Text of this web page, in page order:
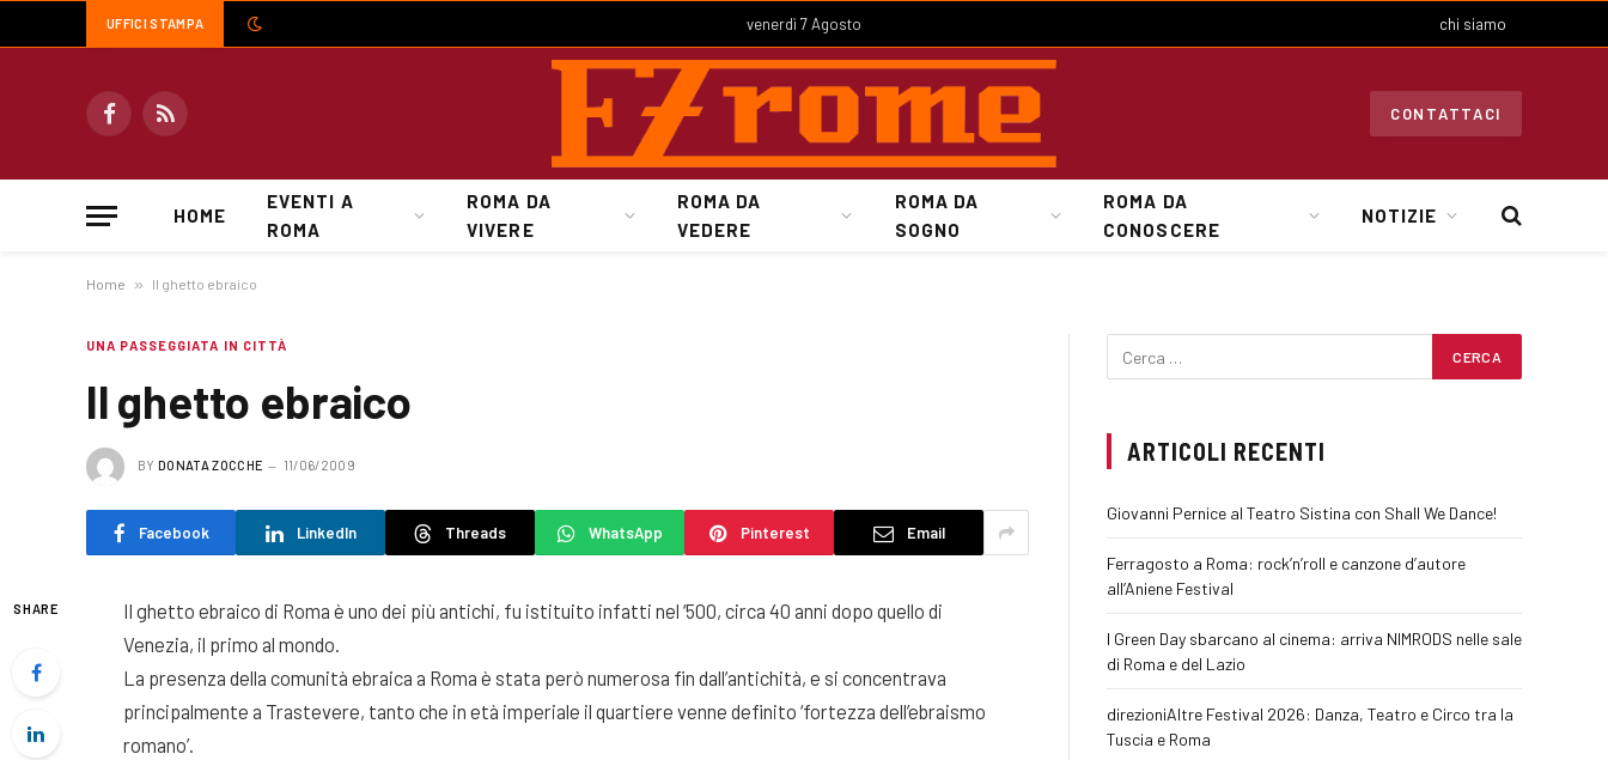
UFFICI STAMPA venerdì 7 Agosto chi siamo
FacebookRSS
CONTATTACI
HOME
EVENTI A
ROMA
ROMA DA
VIVERE
ROMA DA
VEDERE
ROMA DA
SOGNO
ROMA DA
CONOSCERE
NOTIZIE
Home » Il ghetto ebraico
UNA PASSEGGIATA IN CITTÀ
Il ghetto ebraico
BY DONATA ZOCCHE 11/06/2009
Facebook LinkedIn Threads WhatsApp Pinterest Email
SHARE
Il ghetto ebraico di Roma è uno dei più antichi, fu istituito infatti nel ‘500, circa 40 anni dopo quello di
Venezia, il primo al mondo.
La presenza della comunità ebraica a Roma è stata però numerosa fin dall’antichità, e si concentrava
principalmente a Trastevere, tanto che in età imperiale il quartiere venne definito ‘fortezza dell’ebraismo
romano’.
ARTICOLI RECENTI
Giovanni Pernice al Teatro Sistina con Shall We Dance!
Ferragosto a Roma: rock’n’roll e canzone d’autore
all’Aniene Festival
I Green Day sbarcano al cinema: arriva NIMRODS nelle sale
di Roma e del Lazio
direzioniAltre Festival 2026: Danza, Teatro e Circo tra la
Tuscia e Roma